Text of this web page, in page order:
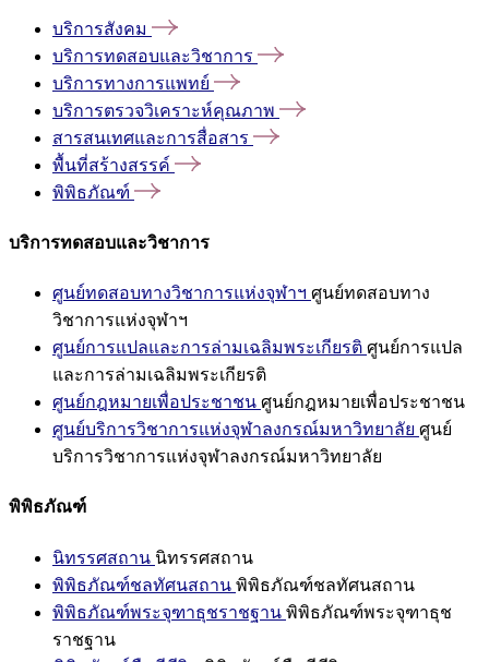
บริการสังคม
บริการทดสอบและวิชาการ
บริการทางการแพทย์
บริการตรวจวิเคราะห์คุณภาพ
สารสนเทศและการสื่อสาร
พื้นที่สร้างสรรค์
พิพิธภัณฑ์
บริการทดสอบและวิชาการ
ศูนย์ทดสอบทางวิชาการแห่งจุฬาฯ ศูนย์ทดสอบทาง
วิชาการแห่งจุฬาฯ
ศูนย์การแปลและการล่ามเฉลิมพระเกียรติ ศูนย์การแปล
และการล่ามเฉลิมพระเกียรติ
ศูนย์กฎหมายเพื่อประชาชน ศูนย์กฎหมายเพื่อประชาชน
ศูนย์บริการวิชาการแห่งจุฬาลงกรณ์มหาวิทยาลัย ศูนย์
บริการวิชาการแห่งจุฬาลงกรณ์มหาวิทยาลัย
พิพิธภัณฑ์
นิทรรศสถาน นิทรรศสถาน
พิพิธภัณฑ์ชลทัศนสถาน พิพิธภัณฑ์ชลทัศนสถาน
พิพิธภัณฑ์พระจุฑาธุชราชฐาน พิพิธภัณฑ์พระจุฑาธุช
ราชฐาน